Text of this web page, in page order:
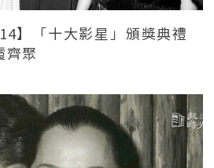
】「十大影星」頒獎典禮
齊聚